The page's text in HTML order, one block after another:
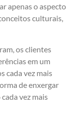
apenas o aspecto
culturais,
os clientes
em um
cada vez mais
de enxergar
vez mais